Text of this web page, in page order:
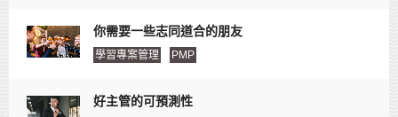
你需要一些志同道合的朋友
學習專案管理 PMP
好主管的可預測性